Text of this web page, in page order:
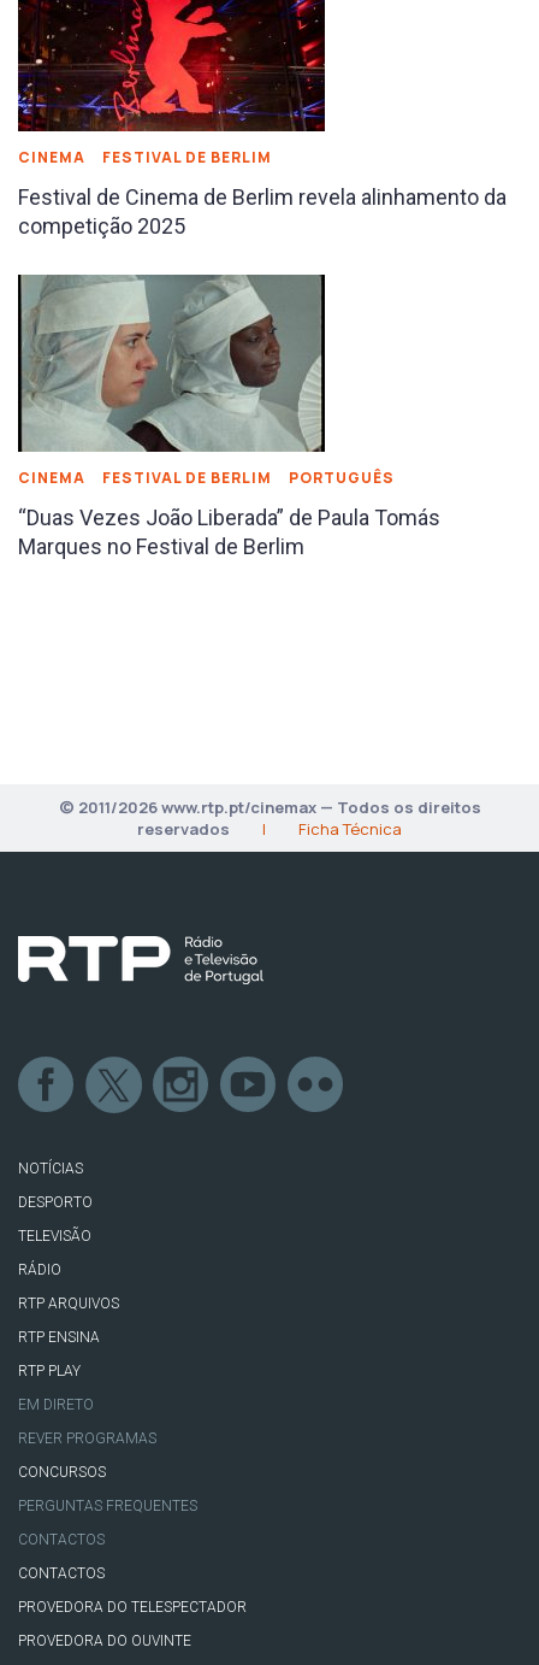
CINEMA FESTIVAL DE BERLIM
Festival de Cinema de Berlim revela alinhamento da
competição 2025
CINEMA FESTIVAL DE BERLIM PORTUGUÊS
“Duas Vezes João Liberada” de Paula Tomás
Marques no Festival de Berlim
© 2011/2026 www.rtp.pt/cinemax — Todos os direitos
reservados
| Ficha Técnica
NOTÍCIAS
DESPORTO
TELEVISÃO
RÁDIO
RTP ARQUIVOS
RTP ENSINA
RTP PLAY
EM DIRETO
REVER PROGRAMAS
CONCURSOS
PERGUNTAS FREQUENTES
CONTACTOS
CONTACTOS
PROVEDORA DO TELESPECTADOR
PROVEDORA DO OUVINTE